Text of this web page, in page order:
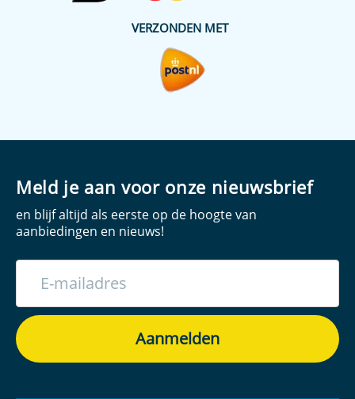
VERZONDEN MET
Meld je aan voor onze nieuwsbrief
en blijf altijd als eerste op de hoogte van
aanbiedingen en nieuws!